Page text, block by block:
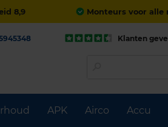
8,9 Monteurs voor alle
APK Airco Accu
Klanten